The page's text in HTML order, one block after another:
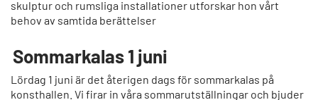
skulptur och rumsliga installationer utforskar hon vårt
behov av samtida berättelser
Sommarkalas 1 juni
Lördag 1 juni är det återigen dags för sommarkalas på
konsthallen. Vi firar in våra sommarutställningar och bjuder